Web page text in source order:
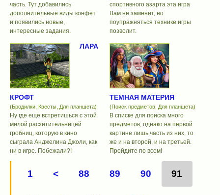
часть. Тут добавились
дополнительные виды конфет
и появились новые,
интересные задания.
спортивного азарта эта игра
Вам не заменит, но
поупражняться технике игры
позволит.
ЛАРА
КРОФТ
(Бродилки, Квесты, Для планшета)
Ну где еще встретишься с этой
милой расхитительницей
гробниц, которую в кино
сыграла Анджелина Джоли, как
ни в игре. Побежали?!
ТЕМНАЯ МАТЕРИЯ
(Поиск предметов, Для планшета)
В списке для поиска много
предметов, однако на первой
картине лишь часть из них, то
же и на второй, и на третьей.
Пройдите по всем!
1 < 88 89 90 91